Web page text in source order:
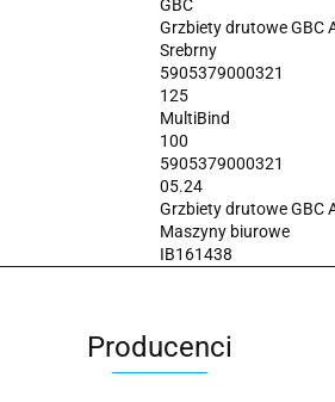
GBC
Grzbiety drutowe GBC
Srebrny
5905379000321
125
MultiBind
100
5905379000321
05.24
Grzbiety drutowe GBC
Maszyny biurowe
IB161438
Producenci